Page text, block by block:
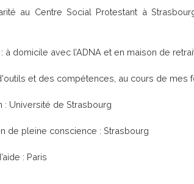
au Centre Social Protestant à
à domicile avec l’ADNA et en maison de
et des compétences, au cours de mes
: Université de Strasbourg
de pleine conscience : Strasbourg
: Paris